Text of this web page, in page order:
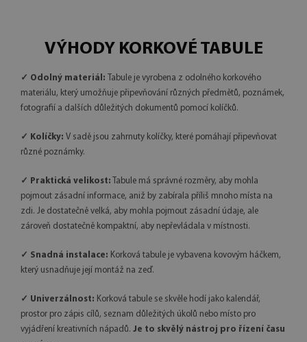
VÝHODY KORKOVÉ TABULE
✓ Odolný materiál:
Tabule je vyrobena z odolného korkového
materiálu, který umožňuje připevňování různých předmětů, poznámek,
fotografií a dalších důležitých dokumentů pomocí kolíčků.
✓ Kolíčky: V sadě jsou zahrnuty kolíčky, které pomáhají připevňovat
různé poznámky.
✓ Praktická velikost: Tabule má správné rozměry, aby mohla
pojmout zásadní informace, aniž by zabírala příliš mnoho místa na
zdi. Je dostatečně velká, aby mohla pojmout zásadní údaje, ale
zároveň dostatečně kompaktní, aby nepřevládala v místnosti.
✓ Snadná instalace: Korková tabule je vybavena kovovým háčkem,
který usnadňuje její montáž na zeď.
✓ Univerzálnost: Korková tabule se skvěle hodí jako kalendář,
prostor pro zápis cílů, seznam důležitých úkolů nebo místo pro
vyjádření kreativních nápadů. Je to skvělý nástroj pro řízení času